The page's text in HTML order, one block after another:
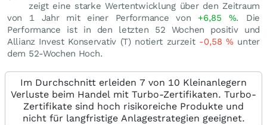
zeigt eine starke Wertentwicklung über den Zeitraum
von 1 Jahr mit einer Performance von +6,85 %. Die
Performance ist in den letzten 52 Wochen positiv und
Allianz Invest Konservativ (T) notiert zurzeit -0,58%unter
dem 52-Wochen Hoch.
Im Durchschnitt erleiden 7 von 10 Kleinanlegern
Verluste beim Handel mit Turbo-Zertifikaten. Turbo-
Zertifikate sind hoch risikoreiche Produkte und
nicht für langfristige Anlagestrategien geeignet.